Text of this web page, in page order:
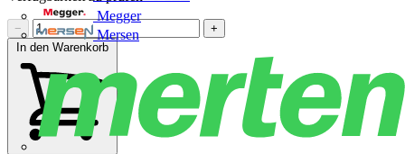
Megger
Mersen
−
+
In den Warenkorb